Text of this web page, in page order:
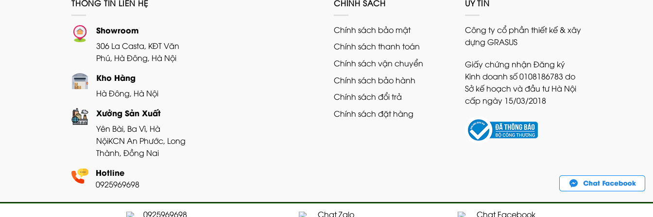
THÔNG TIN LIÊN HỆ
Showroom
306 La Casta, KĐT Văn
Phú, Hà Đông, Hà Nội
Kho Hàng
Hà Đông, Hà Nội
Xưởng Sản Xuất
Yên Bài, Ba Vì, Hà
NộiKCN An Phước, Long
Thành, Đồng Nai
Hotline
0925969698
0925969698 Chat Zalo Chat Facebook
CHÍNH SÁCH
Chính sách bảo mật
Chính sách thanh toán
Chính sách vận chuyển
Chính sách bảo hành
Chính sách đổi trả
Chính sách đặt hàng
UY TÍN
Công ty cổ phần thiết kế & xây
dựng GRASUS
Giấy chứng nhận Đăng ký
Kinh doanh số 0108186783 do
Sở kế hoạch và đầu tư Hà Nội
cấp ngày 15/03/2018
Copyright 2026 ©Bản quyền thuộc về GRASUS. Nghiêm cấm sao chép dưới mọi hình thức